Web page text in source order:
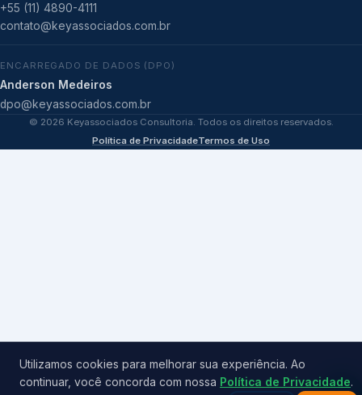
+55 (11) 4890-4111
contato@keyassociados.com.br
ENCARREGADO DE DADOS (DPO)
Anderson Medeiros
dpo@keyassociados.com.br
© 2026 Keyassociados Consultoria. Todos os direitos reservados.
Política de PrivacidadeTermos de Uso
Utilizamos cookies para melhorar sua experiência. Ao
continuar, você concorda com nossa Política de Privacidade.